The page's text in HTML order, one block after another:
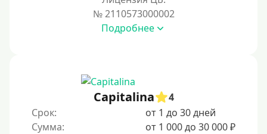
2500 руб
3000 руб
№ 2110573000002
Подробнее
Capitalina
4
Срок:
от 1 до 30 дней
Сумма:
от 1 000 до 30 000 ₽